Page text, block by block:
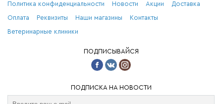
Политика конфиденциальности Новости Акции Доставка
Оплата Реквизиты Наши магазины Контакты
Ветеринарные клиники
ПОДПИСЫВАЙСЯ
ПОДПИСКА НА НОВОСТИ